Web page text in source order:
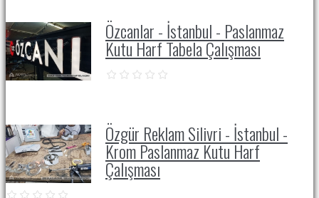
Özcanlar - İstanbul - Paslanmaz
Kutu Harf Tabela Çalışması
Özgür Reklam Silivri - İstanbul -
Krom Paslanmaz Kutu Harf
Çalışması